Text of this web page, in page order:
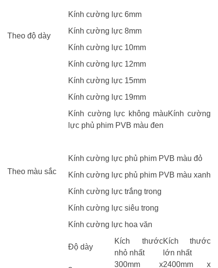
Theo độ dày
Kính cường lực 6mm
Kính cường lực 8mm
Kính cường lực 10mm
Kính cường lực 12mm
Kính cường lực 15mm
Kính cường lực 19mm
Theo màu sắc
Kính cường lực không màuKính cường
lực phủ phim PVB màu đen
Kính cường lực phủ phim PVB màu đỏ
Kính cường lực phủ phim PVB màu xanh
Kính cường lực trắng trong
Kính cường lực siêu trong
Kính cường lực hoa văn
Độ dày
Kích thước
nhỏ nhất
Kích thước
lớn nhất
300mm x2400mm x